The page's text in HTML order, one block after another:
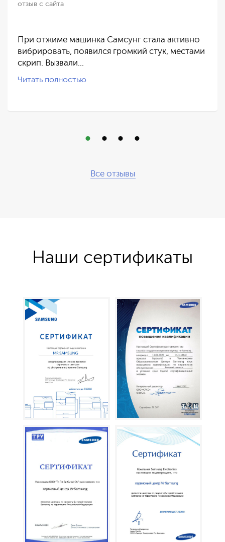
отзыв с сайта
При отжиме машинка Самсунг стала активно
вибрировать, появился громкий стук, местами
скрип. Вызвали…
Читать полностью
Все отзывы
Наши сертификаты